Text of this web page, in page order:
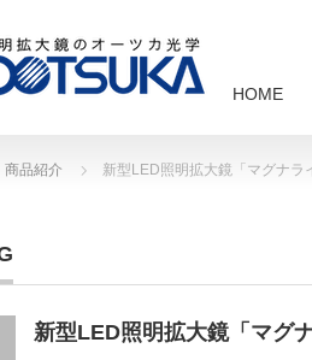
HOME
商品紹介 新型LED照明拡大鏡「マグナラ
新型LED照明拡大鏡「マグ